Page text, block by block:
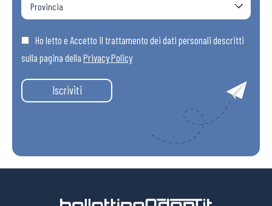
Ho letto e Accetto il trattamento dei dati personali descritti
sulla pagina della Privacy Policy
Iscriviti